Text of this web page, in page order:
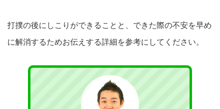
打撲の後にしこりができることと、できた際の不安を早め
に解消するためお伝えする詳細を参考にしてください。